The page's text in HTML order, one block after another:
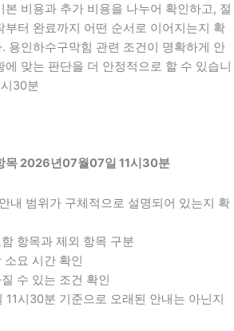
본 비용과 추가 비용을 나누어 확인하고, 절
부터 완료까지 어떤 순서로 이어지는지 확
용인하수구막힘 관련 조건이 명확하게 안
에 맞는 판단을 더 안정적으로 할 수 있습니
30분
목 2026년07월07일 11시30분
내 범위가 구체적으로 설명되어 있는지 확
항목과 제외 항목 구분
소요 시간 확인
수 있는 조건 확인
시30분 기준으로 오래된 안내는 아닌지